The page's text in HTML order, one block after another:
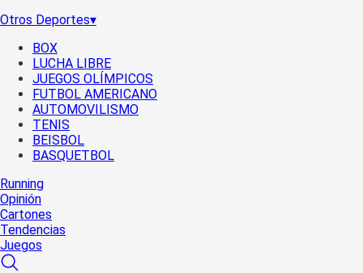
Otros Deportes▾
BOX
LUCHA LIBRE
JUEGOS OLÍMPICOS
FUTBOL AMERICANO
AUTOMOVILISMO
TENIS
BEISBOL
BASQUETBOL
Running
Opinión
Cartones
Tendencias
Juegos